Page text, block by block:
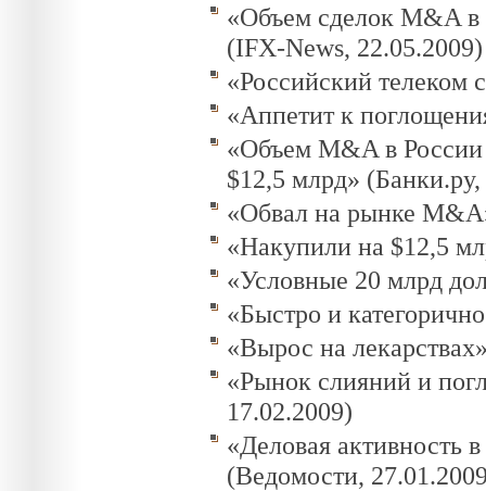
«Объем сделок M&A
(IFX-News, 22.05.2009)
«Российский телеком
«Аппетит к
«Объем M&A в России
$12,5 млрд»
«Обвал на рынке
«Накупили на $12,5
«Условные 20 млрд
«Быстро и
«Вырос на
«Рынок слияний и
17.02.2009)
«Деловая активность
(Ведомости,